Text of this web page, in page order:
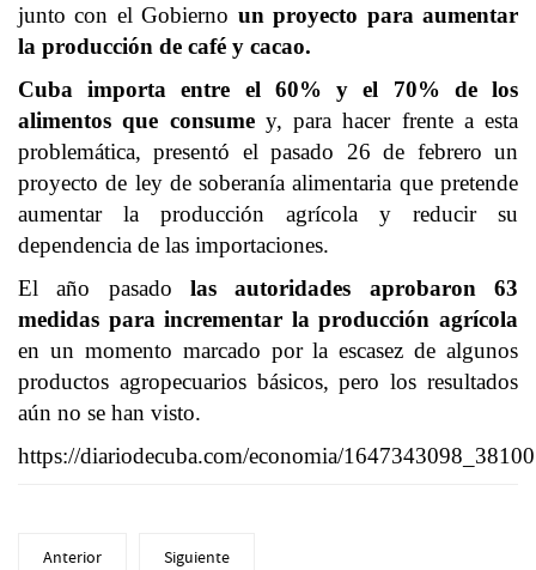
junto con el Gobierno un proyecto para aumentar
la producción de café y cacao.
Cuba importa entre el 60% y el 70% de los
alimentos que consumey, para hacer frente a esta
problemática, presentó el pasado 26 de febrero un
proyecto de ley de soberanía alimentaria que pretende
aumentar la producción agrícola y reducir su
dependencia de las importaciones.
El año pasado las autoridades aprobaron 63
medidas para incrementar la producción agrícola
en un momento marcado por la escasez de algunos
productos agropecuarios básicos, pero los resultados
aún no se han visto.
https://diariodecuba.com/economia/
Anterior Siguiente